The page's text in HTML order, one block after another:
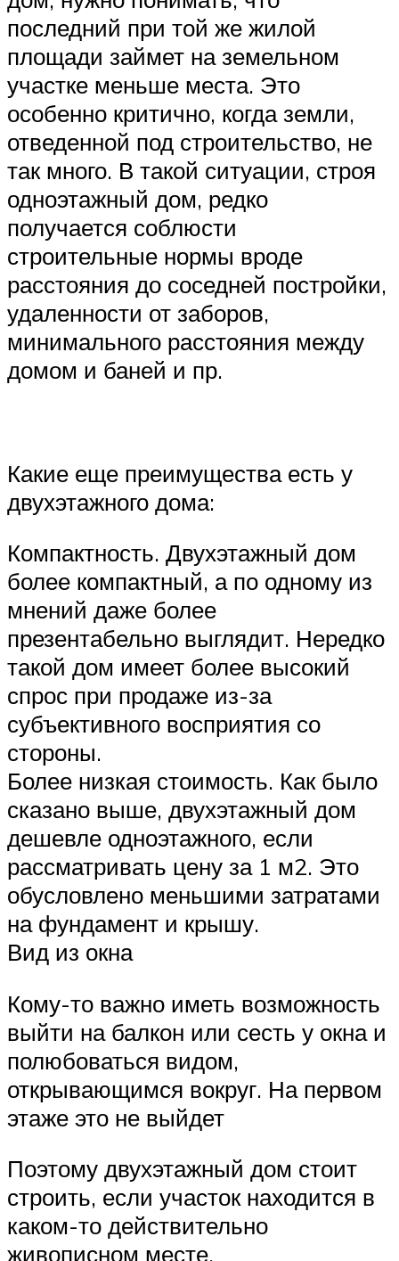
последний при той же жилой
площади займет на земельном
участке меньше места. Это
особенно критично, когда земли,
отведенной под строительство, не
так много. В такой ситуации, строя
одноэтажный дом, редко
получается соблюсти
строительные нормы вроде
расстояния до соседней постройки,
удаленности от заборов,
минимального расстояния между
домом и баней и пр.
Какие еще преимущества есть у
двухэтажного дома:
Компактность. Двухэтажный дом
более компактный, а по одному из
мнений даже более
презентабельно выглядит. Нередко
такой дом имеет более высокий
спрос при продаже из-за
субъективного восприятия со
стороны.
Более низкая стоимость. Как было
сказано выше, двухэтажный дом
дешевле одноэтажного, если
рассматривать цену за 1 м2. Это
обусловлено меньшими затратами
на фундамент и крышу.
Вид из окна
Кому-то важно иметь возможность
выйти на балкон или сесть у окна и
полюбоваться видом,
открывающимся вокруг. На первом
этаже это не выйдет
Поэтому двухэтажный дом стоит
строить, если участок находится в
каком-то действительно
живописном месте.